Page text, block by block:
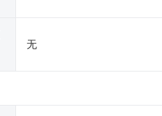
无